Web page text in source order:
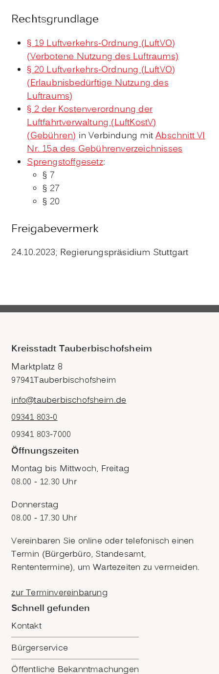
Rechtsgrundlage
§ 19 Luftverkehrs-Ordnung (LuftVO)
(Verbotene Nutzung des Luftraums)
§ 20 Luftverkehrs-Ordnung (LuftVO)
(Erlaubnisbedürftige Nutzung des
Luftraums)
§ 2 der Kostenverordnung der
Luftfahrtverwaltung (LuftKostV)
(Gebühren)in Verbindung mitAbschnitt VI
Nr. 15a des Gebührenverzeichnisses
Sprengstoffgesetz:
§ 7
§ 27
§ 20
Freigabevermerk
24.10.2023; Regierungspräsidium Stuttgart
Kreisstadt Tauberbischofsheim
Marktplatz 8
97941Tauberbischofsheim
info@tauberbischofsheim.de
09341 803-0
09341 803-7000
Öffnungszeiten
Montag bis Mittwoch, Freitag
08.00 - 12.30 Uhr
Donnerstag
08.00 - 17.30 Uhr
Vereinbaren Sie online oder telefonisch einen
Termin (Bürgerbüro, Standesamt,
Rententermine), um Wartezeiten zu vermeiden.
zur Terminvereinbarung
Schnell gefunden
Kontakt
Bürgerservice
Öffentliche Bekanntmachungen